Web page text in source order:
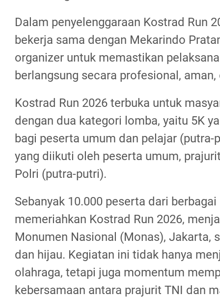
Dalam penyelenggaraan Kostrad Run
bekerja sama dengan Mekarindo
organizer untuk memastikan
berlangsung secara profesional, aman,
Kostrad Run 2026 terbuka untuk
dengan dua kategori lomba, yaitu 5K
bagi peserta umum dan pelajar (putra-
yang diikuti oleh peserta umum,
Polri (putra-putri).
Sebanyak 10.000 peserta dari
memeriahkan Kostrad Run 2026,
Monumen Nasional (Monas), Jakarta,
dan hijau. Kegiatan ini tidak hanya
olahraga, tetapi juga momentum
kebersamaan antara prajurit TNI dan